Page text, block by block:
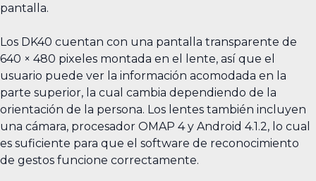
pantalla.
Los DK40 cuentan con una pantalla transparente de
640 × 480 pixeles montada en el lente, así que el
usuario puede ver la información acomodada en la
parte superior, la cual cambia dependiendo de la
orientación de la persona. Los lentes también incluyen
una cámara, procesador OMAP 4 y Android 4.1.2, lo cual
es suficiente para que el software de reconocimiento
de gestos funcione correctamente.